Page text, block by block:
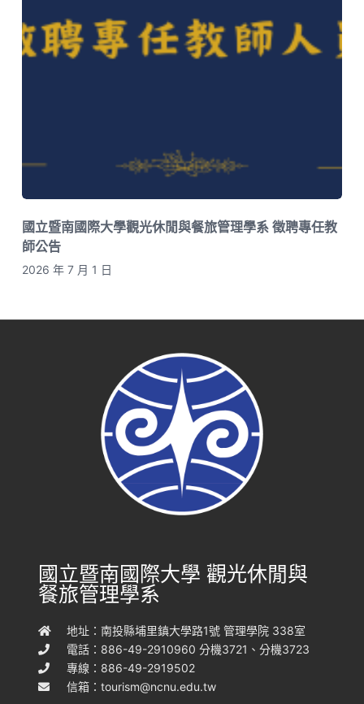
國立暨南國際大學觀光休閒與餐旅管理學系 徵聘專任教
師公告
2026 年 7 月 1 日
國立暨南國際大學 觀光休閒與
餐旅管理學系
地址：南投縣埔里鎮大學路1號 管理學院 338室
電話：886-49-2910960 分機3721、分機3723
專線：886-49-2919502
信箱：tourism@ncnu.edu.tw